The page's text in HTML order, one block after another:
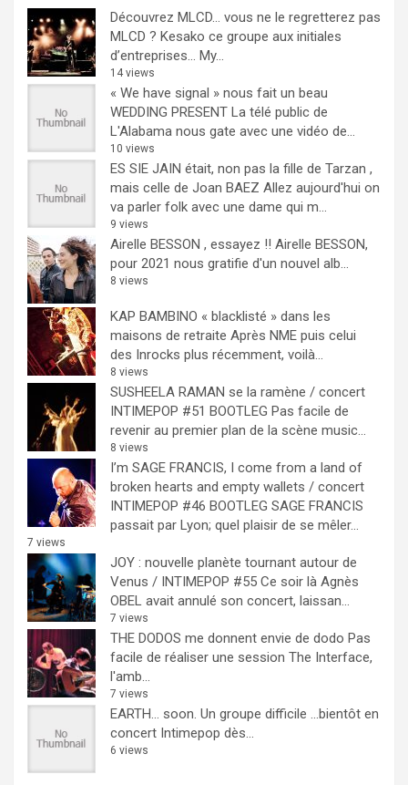
Découvrez MLCD… vous ne le regretterez pas
MLCD ? Kesako ce groupe aux initiales
d’entreprises… My...
14 views
« We have signal » nous fait un beau
WEDDING PRESENT La télé public de
L'Alabama nous gate avec une vidéo de...
10 views
ES SIE JAIN était, non pas la fille de Tarzan ,
mais celle de Joan BAEZ Allez aujourd'hui on
va parler folk avec une dame qui m...
9 views
Airelle BESSON , essayez !! Airelle BESSON,
pour 2021 nous gratifie d'un nouvel alb...
8 views
KAP BAMBINO « blacklisté » dans les
maisons de retraite Après NME puis celui
des Inrocks plus récemment, voilà...
8 views
SUSHEELA RAMAN se la ramène / concert
INTIMEPOP #51 BOOTLEG Pas facile de
revenir au premier plan de la scène music...
8 views
I’m SAGE FRANCIS, I come from a land of
broken hearts and empty wallets / concert
INTIMEPOP #46 BOOTLEG SAGE FRANCIS
passait par Lyon; quel plaisir de se mêler...
7 views
JOY : nouvelle planète tournant autour de
Venus / INTIMEPOP #55 Ce soir là Agnès
OBEL avait annulé son concert, laissan...
7 views
THE DODOS me donnent envie de dodo Pas
facile de réaliser une session The Interface,
l'amb...
7 views
EARTH… soon. Un groupe difficile ...bientôt en
concert Intimepop dès...
6 views